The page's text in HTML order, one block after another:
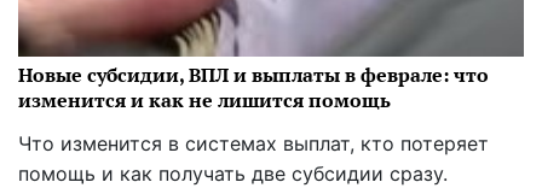
Новые субсидии, ВПЛ и выплаты в феврале: что
изменится и как не лишится помощь
Что изменится в системах выплат, кто потеряет
помощь и как получать две субсидии сразу.